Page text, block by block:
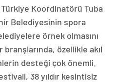
Koordinatörü Tuba
Belediyesinin spora
örnek olmasını
özellikle akıl
desteği çok önemli.
38 yıldır kesintisiz